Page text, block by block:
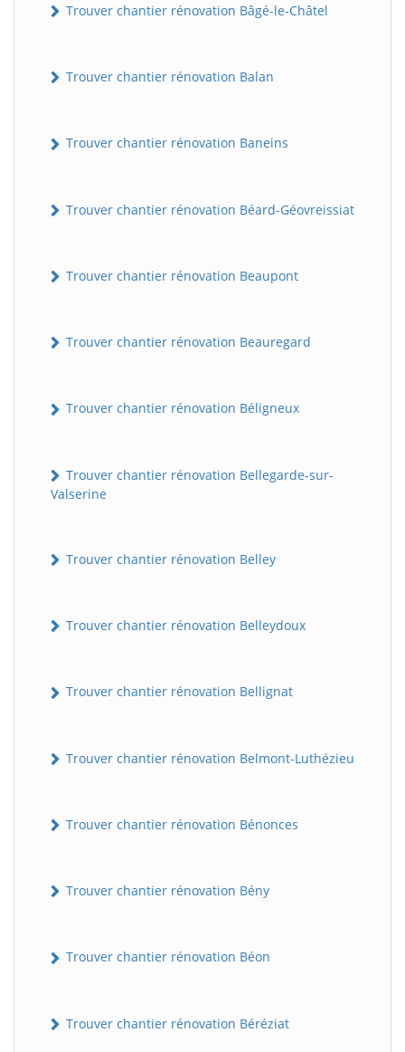
Trouver chantier rénovation Bâgé-le-Châtel
Trouver chantier rénovation Balan
Trouver chantier rénovation Baneins
Trouver chantier rénovation Béard-Géovreissiat
Trouver chantier rénovation Beaupont
Trouver chantier rénovation Beauregard
Trouver chantier rénovation Béligneux
Trouver chantier rénovation Bellegarde-sur-
Valserine
Trouver chantier rénovation Belley
Trouver chantier rénovation Belleydoux
Trouver chantier rénovation Bellignat
Trouver chantier rénovation Belmont-Luthézieu
Trouver chantier rénovation Bénonces
Trouver chantier rénovation Bény
Trouver chantier rénovation Béon
Trouver chantier rénovation Béréziat